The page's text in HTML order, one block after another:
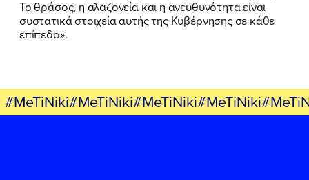
FB YT LN VB TIKTOK
Το θράσος, η αλαζονεία και η ανευθυνότητα είναι
συστατικά στοιχεία αυτής της Κυβέρνησης σε κάθε
επίπεδο».